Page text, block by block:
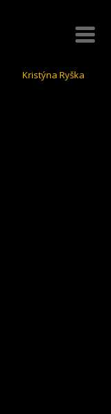
Kristýna Ryška